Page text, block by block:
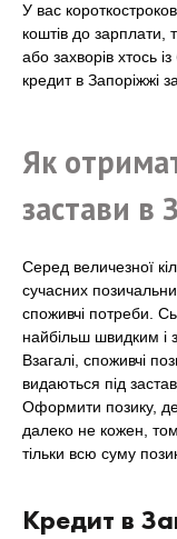
У вас
коштів до зарплати,
або захворів хтось
кредит в Запоріжжі
Як
застави в
Серед величезної
сучасних
споживчі потреби.
найбільш швидким і
Взагалі, споживчі
видаються під
Оформити позику, де
далеко не кожен,
тільки всю суму
Кредит в